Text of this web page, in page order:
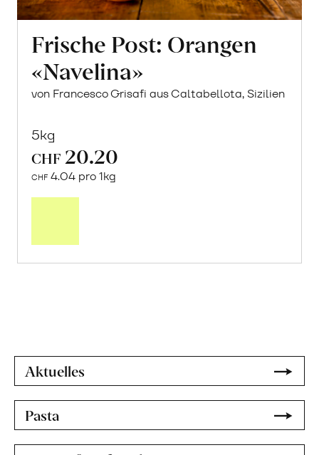
Frische Post: Orangen
«Navelina»
von Francesco Grisafi aus Caltabellota, Sizilien
5kg
CHF 20.20
CHF 4.04 pro 1kg
Orangen
Aktuelles
Pasta